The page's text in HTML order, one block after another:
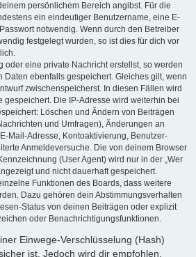
persönlichem Bereich angibst. Für die
ein eindeutiger Benutzername, eine E-
notwendig. Wenn durch den Betreiber
festgelegt wurden, so ist dies für dich vor
oder eine private Nachricht erstellst, so werden
Daten ebenfalls gespeichert. Gleiches gilt, wenn
zwischenspeicherst. In diesen Fällen wird
gespeichert. Die IP-Adresse wird weiterhin bei
Löschen und Ändern von Beiträgen
und Umfragen), Änderungen an
Mail-Adresse, Kontoaktivierung, Benutzer-
Anmeldeversuche. Die von deinem Browser
(User Agent) wird nur in der „Wer
und nicht dauerhaft gespeichert.
Funktionen des Boards, dass weitere
Dazu gehören dein Abstimmungsverhalten
Status von deinen Beiträgen oder explizit
oder Benachrichtigungsfunktionen.
Einwege-Verschlüsselung (Hash)
ist. Jedoch wird dir empfohlen,